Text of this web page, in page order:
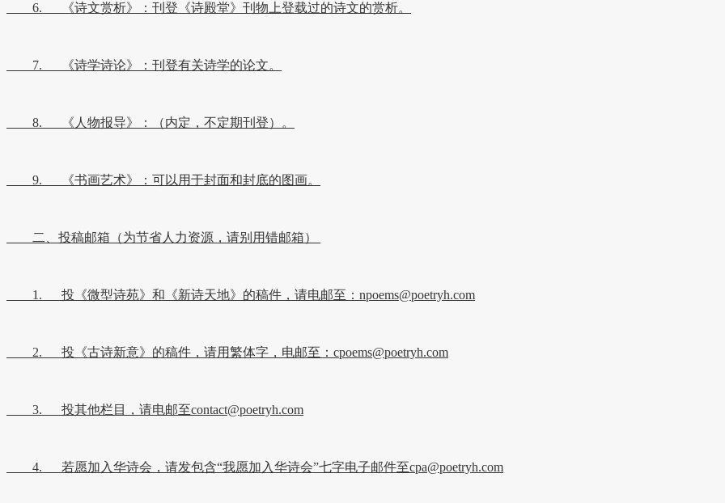
6. 《诗文赏析》：刊登《诗殿堂》刊物上登载过的诗文的赏析。
7. 《诗学诗论》：刊登有关诗学的论文。
8. 《人物报导》：（内定，不定期刊登）。
9. 《书画艺术》：可以用于封面和封底的图画。
二、投稿邮箱（为节省人力资源，请别用错邮箱）
1. 投《微型诗苑》和《新诗天地》的稿件，请电邮至：npoems@poetryh.com
2. 投《古诗新意》的稿件，请用繁体字，电邮至：cpoems@poetryh.com
3. 投其他栏目，请电邮至contact@poetryh.com
4. 若愿加入华诗会，请发包含“我愿加入华诗会”七字电子邮件至cpa@poetryh.com